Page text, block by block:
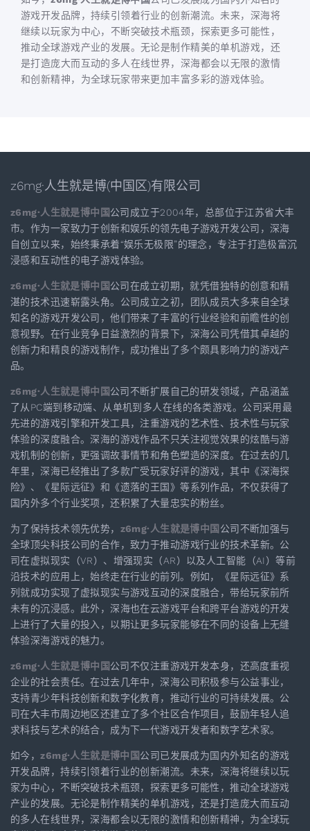
游戏开发品牌，持续引领着行业的创新潮流。未来，深海将
继续以玩家为中心，不断突破技术瓶颈，探索更多可能性，
推动全球游戏产业的发展。无论是制作精美的单机游戏，还
是打造庞大而互动的多人在线世界，深海都会以无限的激情
和创新精神，为全球玩家带来更加丰富多彩的游戏体验。
z6mg·人生就是博(中国区)有限公司
z6mg·人生就是博中国公司成立于2004年，总部位于江苏省大丰
市。作为一家致力于创新和娱乐的领先电子游戏开发公司，深海
自创立以来，始终秉承着“娱乐无极限”的理念，专注于打造极富沉
浸感和互动性的电子游戏体验。
z6mg·人生就是博中国公司在成立初期，就凭借独特的创意和精
湛的技术迅速崭露头角。公司成立之初，团队成员大多来自全球
知名的游戏开发公司，他们带来了丰富的行业经验和前瞻性的创
意视野。在行业竞争日益激烈的背景下，深海公司凭借其卓越的
创新力和精良的游戏制作，成功推出了多个颇具影响力的游戏产
品。
z6mg·人生就是博中国公司不断扩展自己的研发领域，产品涵盖
了从PC端到移动端、从单机到多人在线的各类游戏。公司采用最
先进的游戏引擎和开发工具，注重游戏的艺术性、技术性与玩家
体验的深度融合。深海的游戏作品不只关注视觉效果的炫酷与游
戏机制的创新，更强调故事情节和角色塑造的深度。在过去的几
年里，深海已经推出了多款广受玩家好评的游戏，其中《深海探
险》、《星际远征》和《遗落的王国》等系列作品，不仅获得了
国内外多个行业奖项，还积累了大量忠实的粉丝。
为了保持技术领先优势， z6mg·人生就是博中国 公司不断加强与
全球顶尖科技公司的合作，致力于推动游戏行业的技术革新。公
司在虚拟现实（VR）、增强现实（AR）以及人工智能（AI）等前
沿技术的应用上，始终走在行业的前列。例如，《星际远征》系
列就成功实现了虚拟现实与游戏互动的深度融合，带给玩家前所
未有的沉浸感。此外，深海也在云游戏平台和跨平台游戏的开发
上进行了大量的投入，以期让更多玩家能够在不同的设备上无缝
体验深海游戏的魅力。
z6mg·人生就是博中国公司不仅注重游戏开发本身，还高度重视
企业的社会责任。在过去几年中，深海公司积极参与公益事业，
支持青少年科技创新和数字化教育，推动行业的可持续发展。公
司在大丰市周边地区还建立了多个社区合作项目，鼓励年轻人追
求科技与艺术的结合，成为下一代游戏开发者和数字艺术家。
如今，z6mg·人生就是博中国公司已发展成为国内外知名的游戏
开发品牌，持续引领着行业的创新潮流。未来，深海将继续以玩
家为中心，不断突破技术瓶颈，探索更多可能性，推动全球游戏
产业的发展。无论是制作精美的单机游戏，还是打造庞大而互动
的多人在线世界，深海都会以无限的激情和创新精神，为全球玩